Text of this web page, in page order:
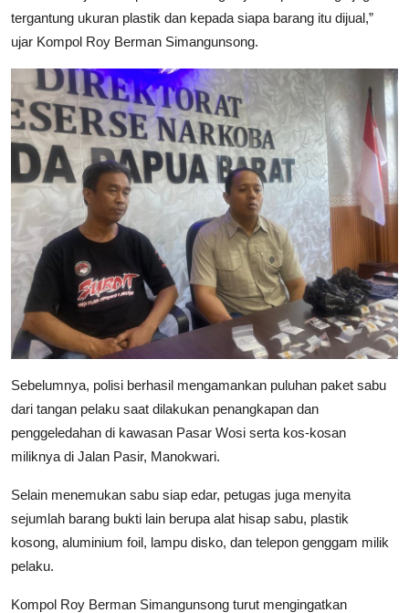
tergantung ukuran plastik dan kepada siapa barang itu dijual,”
ujar Kompol Roy Berman Simangunsong.
Sebelumnya, polisi berhasil mengamankan puluhan paket sabu
dari tangan pelaku saat dilakukan penangkapan dan
penggeledahan di kawasan Pasar Wosi serta kos-kosan
miliknya di Jalan Pasir, Manokwari.
Selain menemukan sabu siap edar, petugas juga menyita
sejumlah barang bukti lain berupa alat hisap sabu, plastik
kosong, aluminium foil, lampu disko, dan telepon genggam milik
pelaku.
Kompol Roy Berman Simangunsong turut mengingatkan